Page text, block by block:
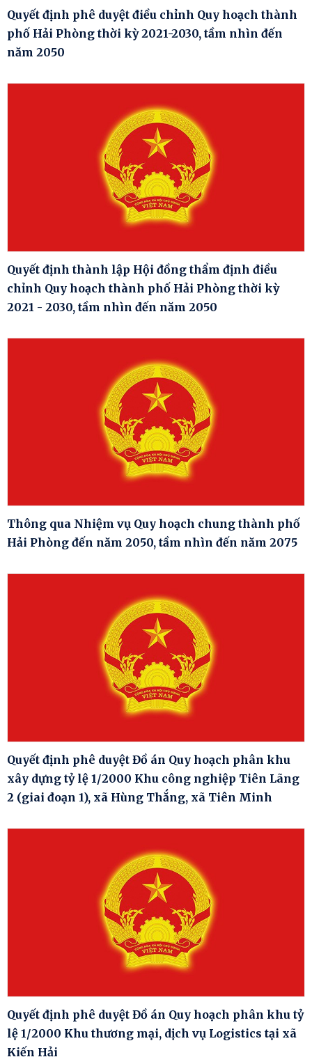
Quyết định phê duyệt điều chỉnh Quy hoạch thành
phố Hải Phòng thời kỳ 2021-2030, tầm nhìn đến
năm 2050
Quyết định thành lập Hội đồng thẩm định điều
chỉnh Quy hoạch thành phố Hải Phòng thời kỳ
2021 - 2030, tầm nhìn đến năm 2050
Thông qua Nhiệm vụ Quy hoạch chung thành phố
Hải Phòng đến năm 2050, tầm nhìn đến năm 2075
Quyết định phê duyệt Đồ án Quy hoạch phân khu
xây dựng tỷ lệ 1/2000 Khu công nghiệp Tiên Lãng
2 (giai đoạn 1), xã Hùng Thắng, xã Tiên Minh
Quyết định phê duyệt Đồ án Quy hoạch phân khu tỷ
lệ 1/2000 Khu thương mại, dịch vụ Logistics tại xã
Kiến Hải